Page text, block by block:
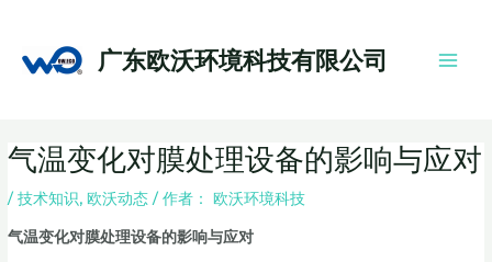
广东欧沃环境科技有限公司
气温变化对膜处理设备的影响与应对
/技术知识,欧沃动态 / 作者： 欧沃环境科技
气温变化对膜处理设备的影响与应对
navigation